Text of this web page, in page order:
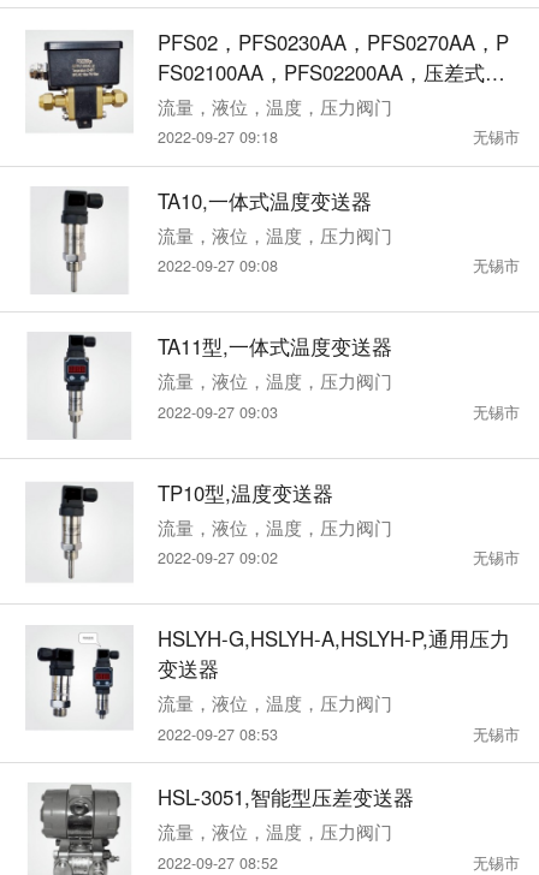
PFS02，PFS0230AA，PFS0270AA，P
FS02100AA，PFS02200AA，压差式流
量控制器
流量，液位，温度，压力阀门
2022-09-27 09:18 无锡市
TA10,一体式温度变送器
流量，液位，温度，压力阀门
2022-09-27 09:08 无锡市
TA11型,一体式温度变送器
流量，液位，温度，压力阀门
2022-09-27 09:03 无锡市
TP10型,温度变送器
流量，液位，温度，压力阀门
2022-09-27 09:02 无锡市
HSLYH-G,HSLYH-A,HSLYH-P,通用压力
变送器
流量，液位，温度，压力阀门
2022-09-27 08:53 无锡市
HSL-3051,智能型压差变送器
流量，液位，温度，压力阀门
2022-09-27 08:52 无锡市